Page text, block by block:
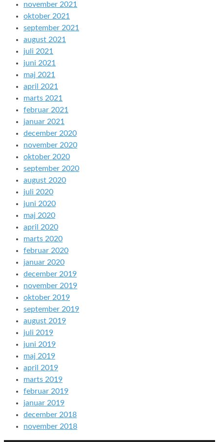
november 2021
oktober 2021
september 2021
august 2021
juli 2021
juni 2021
maj 2021
april 2021
marts 2021
februar 2021
januar 2021
december 2020
november 2020
oktober 2020
september 2020
august 2020
juli 2020
juni 2020
maj 2020
april 2020
marts 2020
februar 2020
januar 2020
december 2019
november 2019
oktober 2019
september 2019
august 2019
juli 2019
juni 2019
maj 2019
april 2019
marts 2019
februar 2019
januar 2019
december 2018
november 2018